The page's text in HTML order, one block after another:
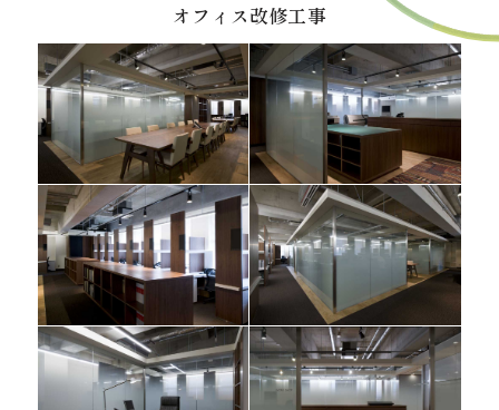
オフィス改修工事